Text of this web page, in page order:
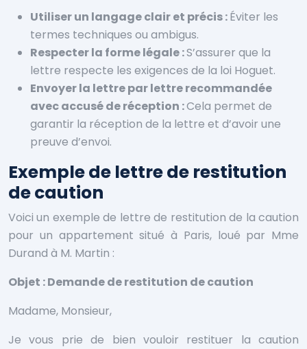
Utiliser un langage clair et précis :Éviter les
termes techniques ou ambigus.
Respecter la forme légale :S’assurer que la
lettre respecte les exigences de la loi Hoguet.
Envoyer la lettre par lettre recommandée
avec accusé de réception :Cela permet de
garantir la réception de la lettre et d’avoir une
preuve d’envoi.
Exemple de lettre de restitution
de caution
Voici un exemple de lettre de restitution de la caution
pour un appartement situé à Paris, loué par Mme
Durand à M. Martin :
Objet : Demande de restitution de caution
Madame, Monsieur,
Je vous prie de bien vouloir restituer la caution